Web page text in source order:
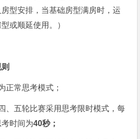
型安排，当基础房型满房时，运
或顺延使用。）
正常思考模式；
、五轮比赛采用思考限时模式，每
时间为40秒；